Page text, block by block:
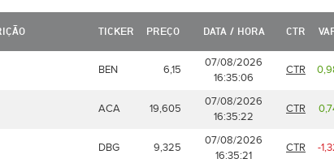
TICKER PREÇO DATA / HORA CTR
BEN 6,15
07/08/2026
16:35:06
CTR
ACA 19,605
07/08/2026
16:35:22
CTR
DBG 9,325
07/08/2026
16:35:21
CTR -